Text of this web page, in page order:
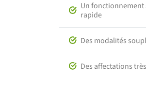
Un
rapide
Des modalités
Des affectations